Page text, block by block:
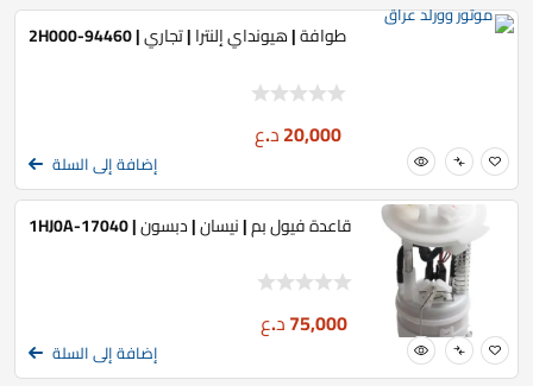
طوافة | هيونداي إلنترا | تجاري | 94460-2H000
20,000د.ع
إضافة إلى السلة
قاعدة فيول بم | نيسان | دبسون | 17040-1HJ0A
75,000د.ع
إضافة إلى السلة